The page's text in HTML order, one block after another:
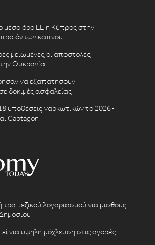
όρο ΕΕ η Κύπρος στην
καπνού
μειωμένες οι αποστολές
Ουκρανία
να εξαπατήσουν
δοκιμές ασφαλείας
υποθέσεις ναρκωτικών το 2026-
Captagon
τραπεζικού λογαριασμού για μισθούς
για υψηλή μόχλευση στις αγορές